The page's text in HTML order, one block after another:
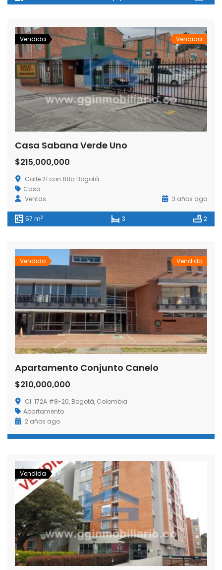
Vendida Vendida
Casa Sabana Verde Uno
$215,000,000
Calle 21 con 88a Bogotá
Casa
Ventas
3 años ago
57 m2 3 2
Vendido Vendido
Apartamento Conjunto Canelo
$210,000,000
Cl. 172A #8-20, Bogotá, Colombia
Apartamento
2 años ago
Vendida